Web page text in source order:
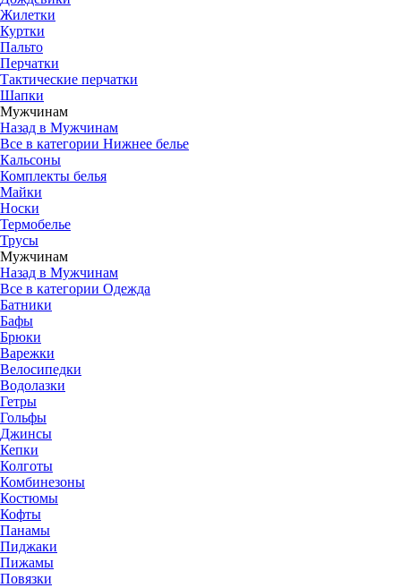
Жилетки
Куртки
Пальто
Перчатки
Тактические перчатки
Шапки
Мужчинам
Назад в Мужчинам
Все в категории Нижнее белье
Кальсоны
Комплекты белья
Майки
Носки
Термобелье
Трусы
Мужчинам
Назад в Мужчинам
Все в категории Одежда
Батники
Бафы
Брюки
Варежки
Велосипедки
Водолазки
Гетры
Гольфы
Джинсы
Кепки
Колготы
Комбинезоны
Костюмы
Кофты
Панамы
Пиджаки
Пижамы
Повязки